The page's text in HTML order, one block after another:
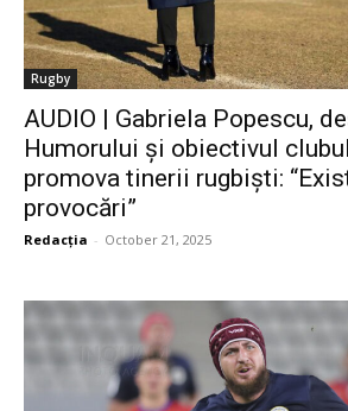
Rugby
AUDIO | Gabriela Popescu,
Humorului și obiectivul
promova tinerii rugbiști:
provocări”
Redacția - October 21, 2025